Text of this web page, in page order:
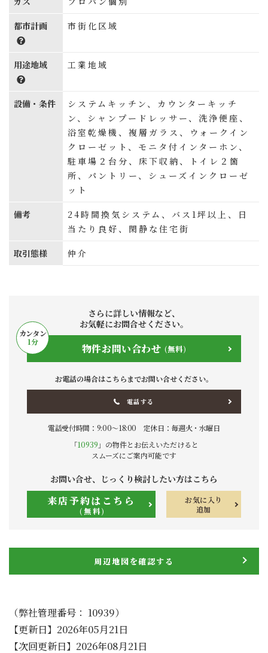
都市計画 市街化区域
用途地域 工業地域
設備・条件
システムキッチン、カウンターキッチ
ン、シャンプードレッサー、洗浄便座、
浴室乾燥機、複層ガラス、ウォークイン
クローゼット、モニタ付インターホン、
駐車場２台分、床下収納、トイレ２箇
所、パントリー、シューズインクローゼ
ット
備考
24時間換気システム、バス1坪以上、日
当たり良好、閑静な住宅街
取引態様 仲介
さらに詳しい情報など、
お気軽にお問合せください。
カンタン
1分
物件お問い合わせ (無料)
お電話の場合はこちらまでお問い合せください。
電話する
電話受付時間：9:00〜18:00 定休日：毎週火・水曜日
「10939 」の物件とお伝えいただけると
スムーズにご案内可能です
お問い合せ、じっくり検討したい方はこちら
来店予約はこちら
(無料)
お気に入り
追加
周辺地図を確認する
（弊社管理番号： 10939）
【更新日】2026年05月21日
【次回更新日】2026年08月21日